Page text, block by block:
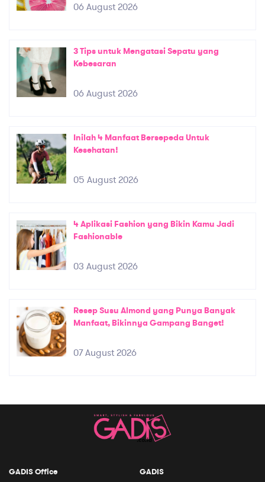
06 August 2026
3 Tips untuk Mengatasi Sepatu yang
Kebesaran
06 August 2026
Inilah 4 Manfaat Bersepeda Untuk
Kesehatan!
05 August 2026
4 Aplikasi Fashion yang Bikin Kamu Jadi
Fashionable
03 August 2026
Resep Susu Almond yang Punya Banyak
Manfaat, Bikinnya Gampang Banget!
07 August 2026
GADIS Office GADIS